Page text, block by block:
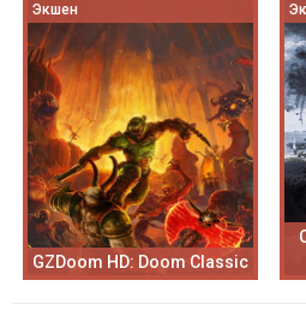
Экшен
GZDoom HD: Doom Classic